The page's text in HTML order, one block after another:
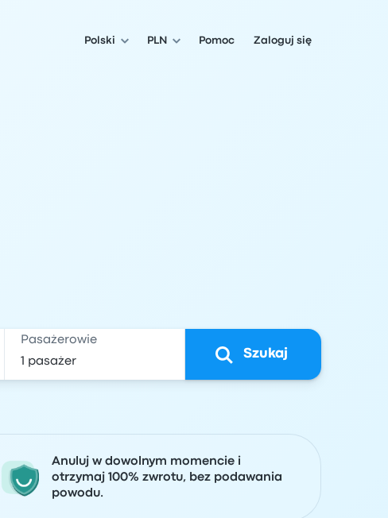
Polski PLN Pomoc Zaloguj się
Pasażerowie
Szukaj
Anuluj w dowolnym momencie i
otrzymaj 100% zwrotu, bez podawania
powodu.